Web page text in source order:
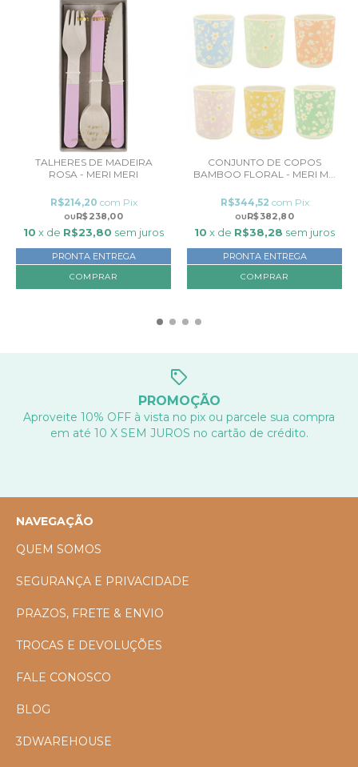
TALHERES DE MADEIRA
ROSA - MERI MERI
R$238,00
R$214,20 com Pix
10 x de R$23,80 sem juros
PRONTA ENTREGA
CONJUNTO DE COPOS
BAMBOO FLORAL - MERI M...
R$382,80
R$344,52 com Pix
10 x de R$38,28 sem juros
PRONTA ENTREGA
PROMOÇÃO
Aproveite 10% OFF à vista no pix ou parcele sua compra
em até 10 X SEM JUROS no cartão de crédito.
NAVEGAÇÃO
QUEM SOMOS
SEGURANÇA E PRIVACIDADE
PRAZOS, FRETE & ENVIO
TROCAS E DEVOLUÇÕES
FALE CONOSCO
BLOG
3DWAREHOUSE